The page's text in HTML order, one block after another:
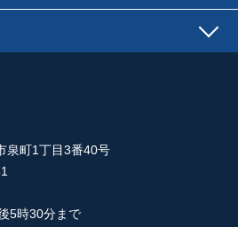
町1丁目3番40号
5時30分まで